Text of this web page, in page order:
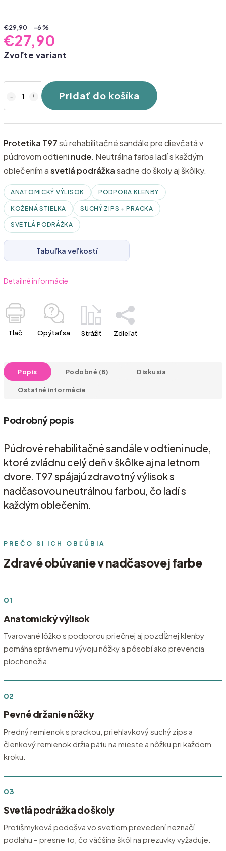
€29,90 –6 %
€27,90
Zvoľte variant
Pridať do košíka
Protetika T97sú rehabilitačné sandále pre dievčatá v
púdrovom odtieni nude. Neutrálna farba ladí s každým
oblečením asvetlá podrážkasadne do školy aj škôlky.
ANATOMICKÝ VÝLISOK PODPORA KLENBY
KOŽENÁ STIELKA SUCHÝ ZIPS + PRACKA
SVETLÁ PODRÁŽKA
Tabuľka veľkostí
Detailné informácie
Tlač Opýtať sa Strážiť Zdieľať
Popis Podobné (8) Diskusia
Ostatné informácie
Podrobný popis
Púdrové rehabilitačné sandále v odtieni nude,
ktoré zvládnu celý deň v škôlke aj na letnom
dvore. T97 spájajú zdravotný výlisok s
nadčasovou neutrálnou farbou, čo ladí s
každým oblečením.
PREČO SI ICH OBĽÚBIA
Zdravé obúvanie v nadčasovej farbe
01
Anatomický výlisok
Tvarované lôžko s podporou priečnej aj pozdĺžnej klenby
pomáha správnemu vývoju nôžky a pôsobí ako prevencia
plochonožia.
02
Pevné držanie nôžky
Predný remienok s prackou, priehlavkový suchý zips a
členkový remienok držia pätu na mieste a nôžku pri každom
kroku.
03
Svetlá podrážka do školy
Protišmyková podošva vo svetlom prevedení neznačí
podlahu – presne to, čo väčšina škôl na prezuvky vyžaduje.